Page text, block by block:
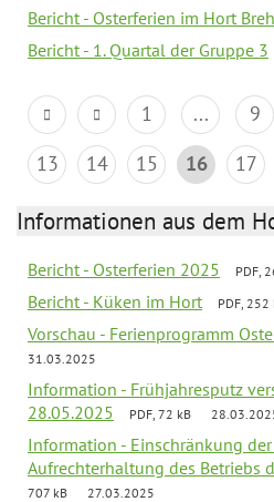
Bericht - Osterferien im Hort
Bericht - 1. Quartal der Gruppe 3
1 ... 9
13
14 15 16 17
Informationen aus dem
Bericht - Osterferien 2025 PDF,
Bericht - Küken im Hort PDF, 252
Vorschau - Ferienprogramm
31.03.2025
Information - Frühjahresputz
28.05.2025
PDF, 72 kB
Information - Einschränkung
Aufrechterhaltung des Betriebs
707 kB
27.03.2025